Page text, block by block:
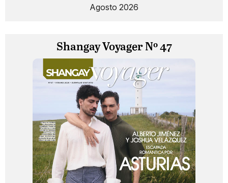
Agosto 2026
Shangay Voyager Nº 47